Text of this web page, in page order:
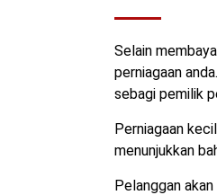
Selain
perniagaan
sebagi pemilik
Perniagaan
menunjukkan
Pelanggan